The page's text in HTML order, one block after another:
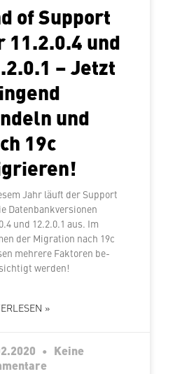
of Support
11.2.0.4 und
– Jetzt
und
19c
Jahr läuft der Support
Da­ten­bank­ver­sio­nen
und 12.2.0.1 aus. Im
der Migration nach 19c
mehrere Faktoren be­
werden!
»
Keine